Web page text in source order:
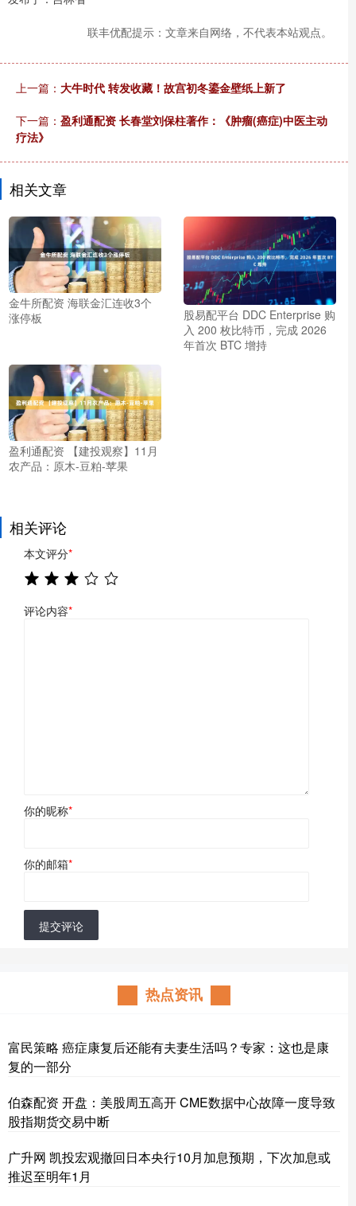
联丰优配提示：文章来自网络，不代表本站观点。
上一篇： 大牛时代 转发收藏！故宫初冬鎏金壁纸上新了
下一篇： 盈利通配资 长春堂刘保柱著作：《肿瘤(癌症)中医主动
疗法》
相关文章
金牛所配资 海联金汇连收3个
涨停板
股易配平台 DDC Enterprise 购
入 200 枚比特币，完成 2026
年首次 BTC 增持
盈利通配资 【建投观察】11月
农产品：原木-豆粕-苹果
相关评论
本文评分*
评论内容*
你的昵称*
你的邮箱*
提交评论
热点资讯
富民策略 癌症康复后还能有夫妻生活吗？专家：这也是康
复的一部分
伯森配资 开盘：美股周五高开 CME数据中心故障一度导致
股指期货交易中断
广升网 凯投宏观撤回日本央行10月加息预期，下次加息或
推迟至明年1月